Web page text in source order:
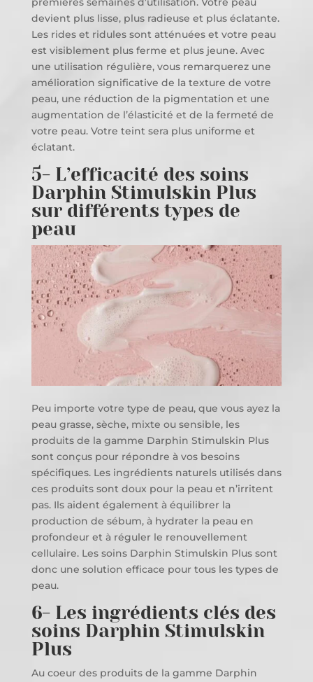
devient plus lisse, plus radieuse et plus éclatante.
Les rides et ridules sont atténuées et votre peau
est visiblement plus ferme et plus jeune. Avec
une utilisation régulière, vous remarquerez une
amélioration significative de la texture de votre
peau, une réduction de la pigmentation et une
augmentation de l’élasticité et de la fermeté de
votre peau. Votre teint sera plus uniforme et
éclatant.
5- L’efficacité des soins
Darphin Stimulskin Plus
sur différents types de
peau
Peu importe votre type de peau, que vous ayez la
peau grasse, sèche, mixte ou sensible, les
produits de la gamme Darphin Stimulskin Plus
sont conçus pour répondre à vos besoins
spécifiques. Les ingrédients naturels utilisés dans
ces produits sont doux pour la peau et n’irritent
pas. Ils aident également à équilibrer la
production de sébum, à hydrater la peau en
profondeur et à réguler le renouvellement
cellulaire. Les soins Darphin Stimulskin Plus sont
donc une solution efficace pour tous les types de
peau.
6- Les ingrédients clés des
soins Darphin Stimulskin
Plus
Au coeur des produits de la gamme Darphin